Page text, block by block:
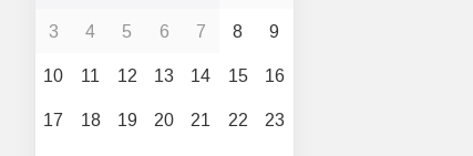
3
4 5 6 7 8
9
10
11 12 13 14 15
16
17
18 19 20 21 22
23